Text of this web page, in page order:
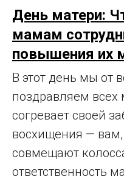
День матери:
мамам
повышения их
В этот день мы от
поздравляем всех
согревает своей
восхищения —
совмещают
ответственность